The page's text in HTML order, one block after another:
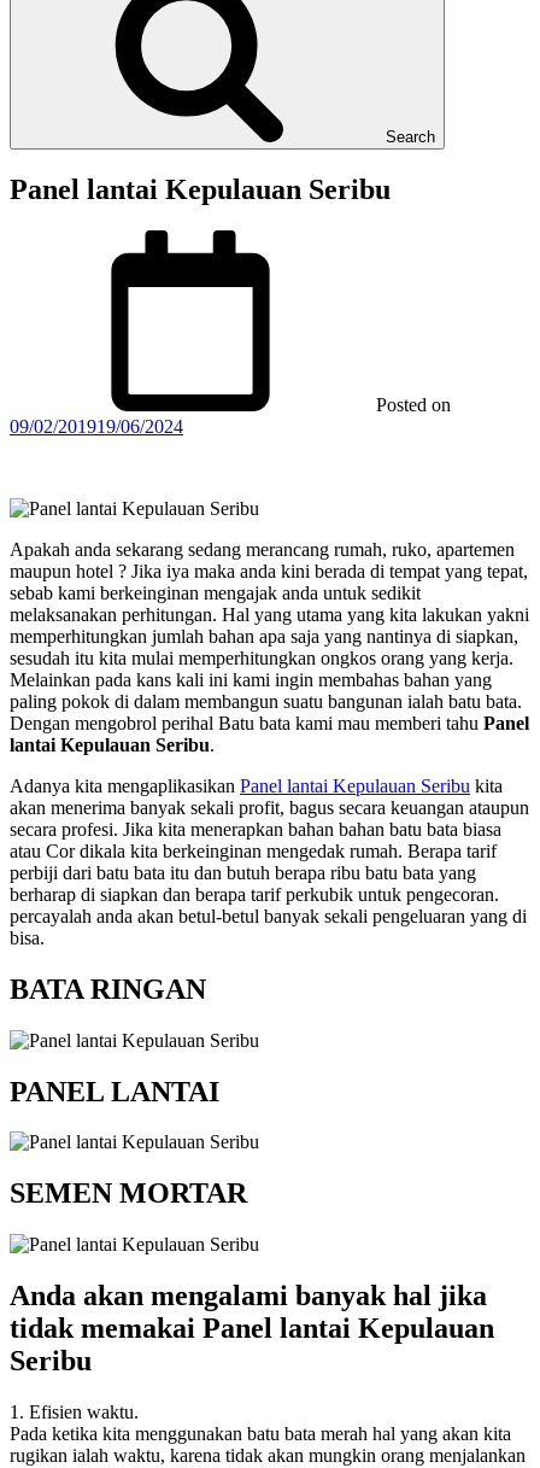
Search
Panel lantai Kepulauan Seribu
Posted on
09/02/201919/06/2024
Apakah anda sekarang sedang merancang rumah, ruko, apartemen
maupun hotel ? Jika iya maka anda kini berada di tempat yang tepat,
sebab kami berkeinginan mengajak anda untuk sedikit
melaksanakan perhitungan. Hal yang utama yang kita lakukan yakni
memperhitungkan jumlah bahan apa saja yang nantinya di siapkan,
sesudah itu kita mulai memperhitungkan ongkos orang yang kerja.
Melainkan pada kans kali ini kami ingin membahas bahan yang
paling pokok di dalam membangun suatu bangunan ialah batu bata.
Dengan mengobrol perihal Batu bata kami mau memberi tahu Panel
lantai Kepulauan Seribu.
Adanya kita mengaplikasikan Panel lantai Kepulauan Seribu kita
akan menerima banyak sekali profit, bagus secara keuangan ataupun
secara profesi. Jika kita menerapkan bahan bahan batu bata biasa
atau Cor dikala kita berkeinginan mengedak rumah. Berapa tarif
perbiji dari batu bata itu dan butuh berapa ribu batu bata yang
berharap di siapkan dan berapa tarif perkubik untuk pengecoran.
percayalah anda akan betul-betul banyak sekali pengeluaran yang di
bisa.
BATA RINGAN
PANEL LANTAI
SEMEN MORTAR
Anda akan mengalami banyak hal jika
tidak memakai Panel lantai Kepulauan
Seribu
1. Efisien waktu.
Pada ketika kita menggunakan batu bata merah hal yang akan kita
rugikan ialah waktu, karena tidak akan mungkin orang menjalankan